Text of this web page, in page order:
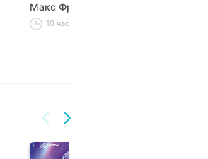
Макс Фрай
10 часов 31 минута